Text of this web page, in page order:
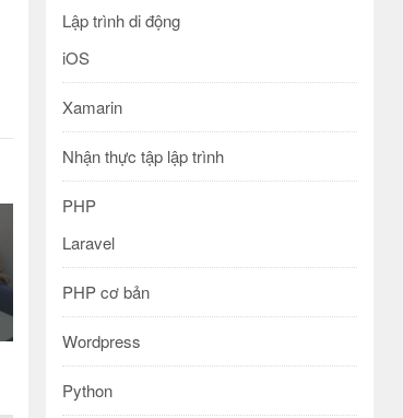
Lập trình di động
iOS
Xamarin
Nhận thực tập lập trình
PHP
Laravel
PHP cơ bản
Wordpress
Python